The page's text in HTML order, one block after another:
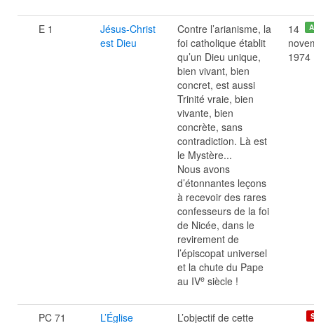
E 1
Jésus-Christ
est Dieu
Contre l’arianisme, la
foi catholique établit
qu’un Dieu unique,
bien vivant, bien
concret, est aussi
Trinité vraie, bien
vivante, bien
concrète, sans
contradiction. Là est
le Mystère...
Nous avons
d’étonnantes leçons
à recevoir des rares
confesseurs de la foi
de Nicée, dans le
revirement de
l’épiscopat universel
et la chute du Pape
au IVe siècle !
14
1974
PC 71
L’Église
L’objectif de cette